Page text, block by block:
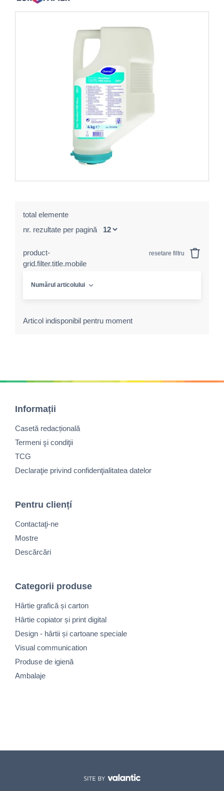
total elemente
nr. rezultate per pagină
product-
grid.filter.title.mobile
resetare filtru
Numărul articolului
Articol indisponibil pentru moment
Informații
Casetă redacțională
Termeni şi condiţii
TCG
Declaraţie privind confidenţialitatea datelor
Pentru cliențí
Contactaţi-ne
Mostre
Descărcări
Categorii produse
Hârtie grafică și carton
Hârtie copiator și print digital
Design - hârtii și cartoane speciale
Visual communication
Produse de igienă
Ambalaje